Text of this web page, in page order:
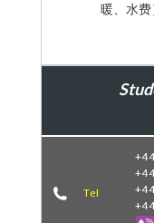
暖、水费
Tel